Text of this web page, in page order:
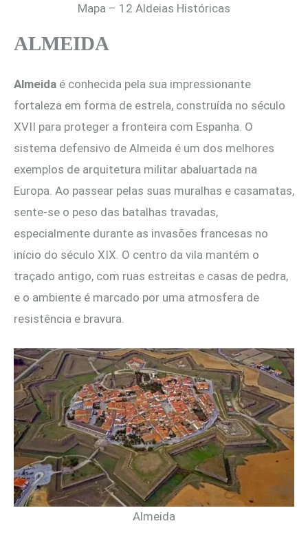
Mapa – 12 Aldeias Históricas
ALMEIDA
Almeida é conhecida pela sua impressionante
fortaleza em forma de estrela, construída no século
XVII para proteger a fronteira com Espanha. O
sistema defensivo de Almeida é um dos melhores
exemplos de arquitetura militar abaluartada na
Europa. Ao passear pelas suas muralhas e casamatas,
sente-se o peso das batalhas travadas,
especialmente durante as invasões francesas no
início do século XIX. O centro da vila mantém o
traçado antigo, com ruas estreitas e casas de pedra,
e o ambiente é marcado por uma atmosfera de
resistência e bravura.
Almeida